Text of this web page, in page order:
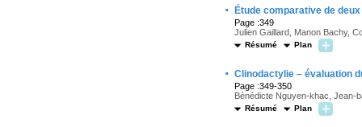
· Étude comparative de
Page :349
Julien Gaillard, Manon Bachy,
Résumé Plan
· Clinodactylie – évaluation
Page :349-350
Bénédicte Nguyen-khac, Jean-
Résumé Plan